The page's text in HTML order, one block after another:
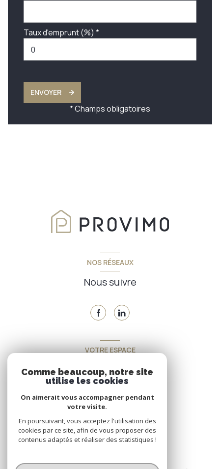
Taux d'emprunt (%) *
ENVOYER
* Champs obligatoires
NOS RÉSEAUX
Nous suivre
VOTRE ESPACE
Espace propriétaire
SE CONNECTER
Comme beaucoup, notre site
utilise les cookies
On aimerait vous accompagner pendant
votre visite.
En poursuivant, vous acceptez l'utilisation des
cookies par ce site, afin de vous proposer des
contenus adaptés et réaliser des statistiques !